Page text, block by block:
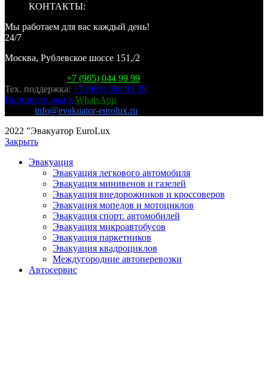
КОНТАКТЫ:
Мы работаем для вас каждый день!
24/7
Москва, Рублевское шоссе 151,/2
+7 (965) 044 99 99
Тех. поддержка: +7 (969) 044 99 99
Напишите нам в WhatsApp
info@evakuator-eurolux.ru
2022 "Эвакуатор EuroLux
Закрыть
Эвакуация
Эвакуация легкового автомобиля
Эвакуация минивенов и газелей
Эвакуация внедорожников и кроссоверов
Эвакуация мопедов и мотоциклов
Эвакуация спорт. автомобилей
Эвакуация микроавтобусов
Эвакуация паркетников
Эвакуация квадроциклов
Междугородние автоперевозки
Автосервис